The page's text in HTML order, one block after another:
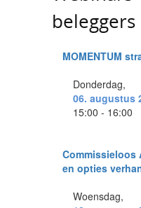
beleggers